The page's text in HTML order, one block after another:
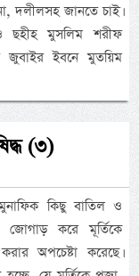
দলীলসহ জানতে চাই।
ছহীহ মুসলিম শরীফ
জুবাইর ইবনে মুতয়িম
(৩)
কিছু বাতিল ও
করে মূর্তিকে
অপচেষ্টা করেছে।